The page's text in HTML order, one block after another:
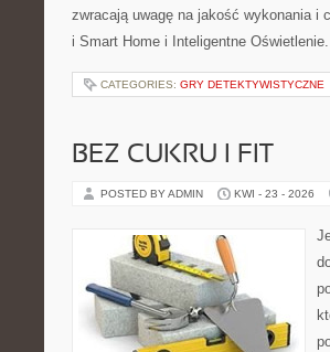
zwracają uwagę na jakość wykonania i
i Smart Home i Inteligentne
CATEGORIES: GRY DETEKTYWISTYCZNE
BEZ CUKRU I FIT
POSTED BY ADMIN KWI - 23 - 2026